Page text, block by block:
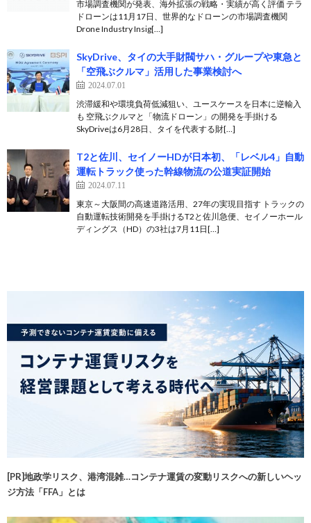
市場調査機関が発表、海外拡張の戦略・実績が高く評価 テラ
ドローンは11月17日、世界的なドローンの市場調査機関
Drone Industry Insig[…]
SkyDrive、タイの大手財閥サハ・グループや東急と
「空飛ぶクルマ」活用した事業検討へ
2024.07.01
渋滞緩和や環境負荷低減狙い、ユースケースを日本に逆輸入
も 空飛ぶクルマと「物流ドローン」の開発を手掛ける
SkyDriveは6月28日、タイを代表する財[…]
T2と佐川、セイノーHDが日本初、「レベル4」自動
運転トラック使った幹線物流の公道実証開始
2024.07.11
東京～大阪間の高速道路活用、27年の実現目指す トラックの
自動運転技術開発を手掛けるT2と佐川急便、セイノーホール
ディングス（HD）の3社は7月11日[…]
[PR]地政学リスク、港湾混雑…コンテナ運賃の変動リスクへの新しいヘッ
ジ方法「FFA」とは